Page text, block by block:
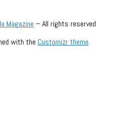
Magazine – All rights reserved
with the Customizr theme